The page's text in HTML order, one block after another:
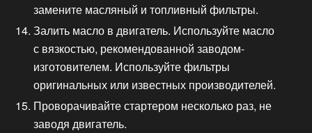
замените масляный и топливный фильтры.
Залить масло в двигатель. Используйте масло
с вязкостью, рекомендованной заводом-
изготовителем. Используйте фильтры
оригинальных или известных производителей.
Проворачивайте стартером несколько раз, не
заводя двигатель.